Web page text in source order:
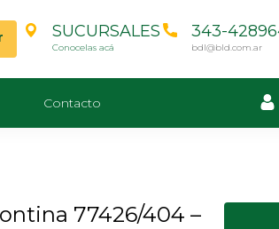
SUCURSALES
Conocelas acá
343-
bdl@bld.com.ar
Contacto
77426/404 –